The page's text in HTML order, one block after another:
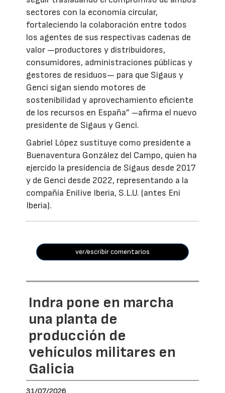
sectores con la economía circular,
fortaleciendo la colaboración entre todos
los agentes de sus respectivas cadenas de
valor —productores y distribuidores,
consumidores, administraciones públicas y
gestores de residuos— para que Sigaus y
Genci sigan siendo motores de
sostenibilidad y aprovechamiento eficiente
de los recursos en España” –afirma el nuevo
presidente de Sigaus y Genci.
Gabriel López sustituye como presidente a
Buenaventura González del Campo, quien ha
ejercido la presidencia de Sigaus desde 2017
y de Genci desde 2022, representando a la
compañía Enilive Iberia, S.L.U. (antes Eni
Iberia).
ver/escribir comentarios
Indra pone en marcha
una planta de
producción de
vehículos militares en
Galicia
31/07/2026